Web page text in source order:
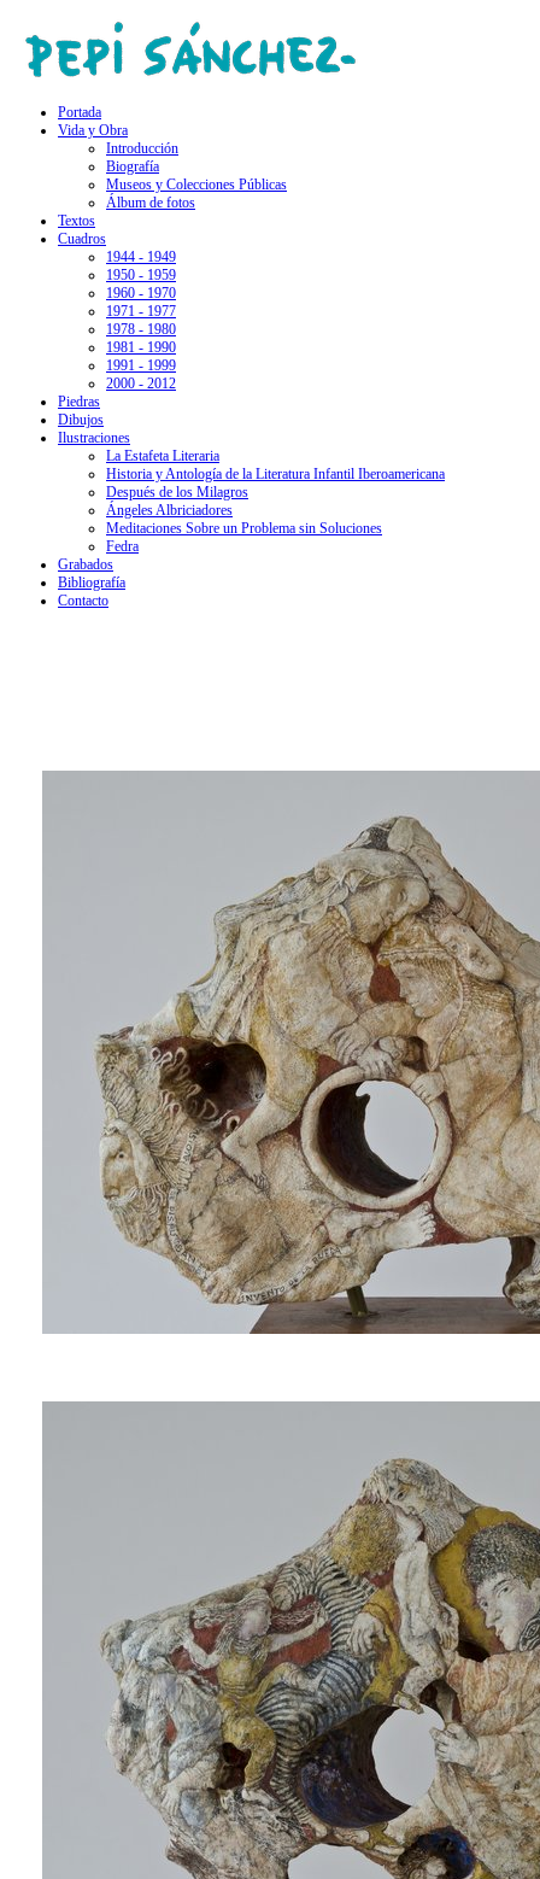
Portada
Vida y Obra
Introducción
Biografía
Museos y Colecciones Públicas
Álbum de fotos
Textos
Cuadros
1944 - 1949
1950 - 1959
1960 - 1970
1971 - 1977
1978 - 1980
1981 - 1990
1991 - 1999
2000 - 2012
Piedras
Dibujos
Ilustraciones
La Estafeta Literaria
Historia y Antología de la Literatura Infantil Iberoamericana
Después de los Milagros
Ángeles Albriciadores
Meditaciones Sobre un Problema sin Soluciones
Fedra
Grabados
Bibliografía
Contacto